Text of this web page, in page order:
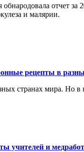
отчет
и малярии.
рецепты в
странах мира. Но в
учителей и